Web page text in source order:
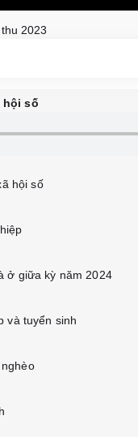
2023
hội số
hội số
ở giữa kỳ năm 2024
và tuyển sinh